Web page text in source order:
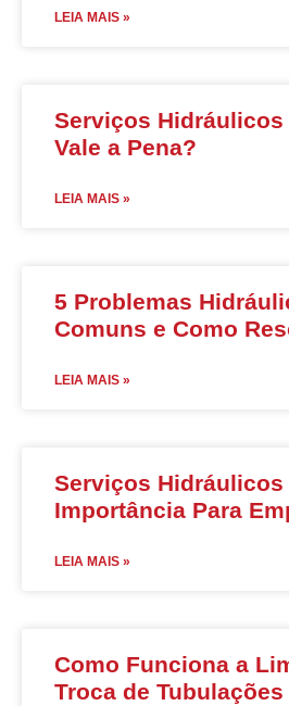
LEIA MAIS »
Serviços Hidráulicos
Vale a Pena?
LEIA MAIS »
5 Problemas
Comuns e Como
LEIA MAIS »
Serviços Hidráulicos
Importância Para
LEIA MAIS »
Como Funciona a
Troca de